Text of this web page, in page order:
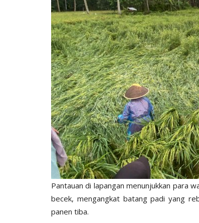
Pantauan di lapangan menunjukkan para
becek, mengangkat batang padi yang
panen tiba.